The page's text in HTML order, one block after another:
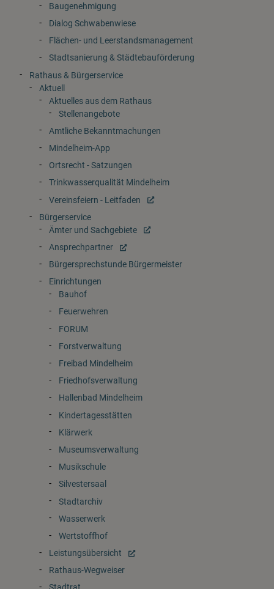
Baugenehmigung
Dialog Schwabenwiese
Flächen- und Leerstandsmanagement
Stadtsanierung & Städtebauförderung
Rathaus & Bürgerservice
Aktuell
Aktuelles aus dem Rathaus
Stellenangebote
Amtliche Bekanntmachungen
Mindelheim-App
Ortsrecht - Satzungen
Trinkwasserqualität Mindelheim
Vereinsfeiern - Leitfaden
Bürgerservice
Ämter und Sachgebiete
Ansprechpartner
Bürgersprechstunde Bürgermeister
Einrichtungen
Bauhof
Feuerwehren
FORUM
Forstverwaltung
Freibad Mindelheim
Friedhofsverwaltung
Hallenbad Mindelheim
Kindertagesstätten
Klärwerk
Museumsverwaltung
Musikschule
Silvestersaal
Stadtarchiv
Wasserwerk
Wertstoffhof
Leistungsübersicht
Rathaus-Wegweiser